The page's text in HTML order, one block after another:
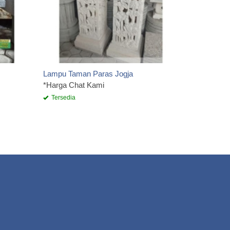
Lampu Taman Paras Jogja
*Harga Chat Kami
Tersedia